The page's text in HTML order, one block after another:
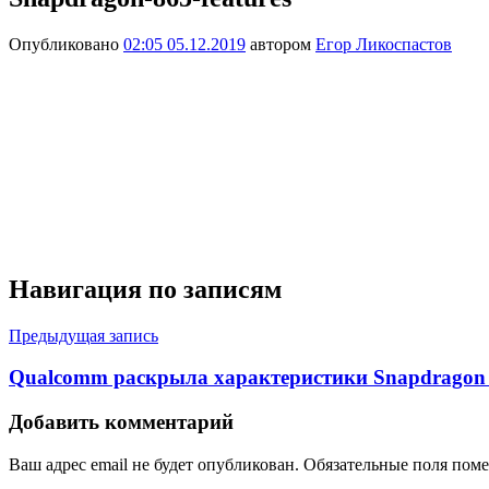
Опубликовано 02:05 05.12.2019 автором Егор Ликоспастов
Навигация по записям
Предыдущая запись
Qualcomm раскрыла характеристики Snapdragon
Добавить комментарий
Ваш адрес email не будет опубликован. Обязательные поля